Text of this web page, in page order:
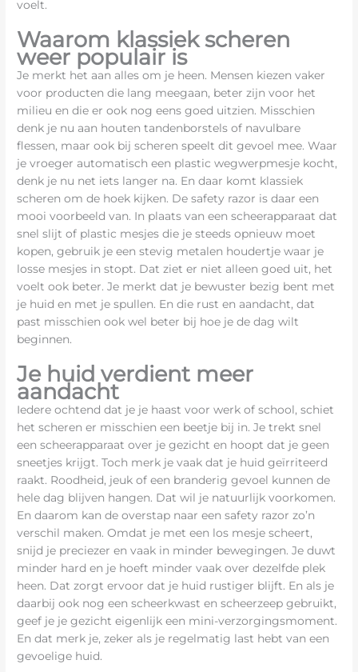
voelt.
Waarom klassiek scheren
weer populair is
Je merkt het aan alles om je heen. Mensen kiezen vaker
voor producten die lang meegaan, beter zijn voor het
milieu en die er ook nog eens goed uitzien. Misschien
denk je nu aan houten tandenborstels of navulbare
flessen, maar ook bij scheren speelt dit gevoel mee. Waar
je vroeger automatisch een plastic wegwerpmesje kocht,
denk je nu net iets langer na. En daar komt klassiek
scheren om de hoek kijken. De safety razor is daar een
mooi voorbeeld van. In plaats van een scheerapparaat dat
snel slijt of plastic mesjes die je steeds opnieuw moet
kopen, gebruik je een stevig metalen houdertje waar je
losse mesjes in stopt. Dat ziet er niet alleen goed uit, het
voelt ook beter. Je merkt dat je bewuster bezig bent met
je huid en met je spullen. En die rust en aandacht, dat
past misschien ook wel beter bij hoe je de dag wilt
beginnen.
Je huid verdient meer
aandacht
Iedere ochtend dat je je haast voor werk of school, schiet
het scheren er misschien een beetje bij in. Je trekt snel
een scheerapparaat over je gezicht en hoopt dat je geen
sneetjes krijgt. Toch merk je vaak dat je huid geïrriteerd
raakt. Roodheid, jeuk of een branderig gevoel kunnen de
hele dag blijven hangen. Dat wil je natuurlijk voorkomen.
En daarom kan de overstap naar een safety razor zo’n
verschil maken. Omdat je met een los mesje scheert,
snijd je preciezer en vaak in minder bewegingen. Je duwt
minder hard en je hoeft minder vaak over dezelfde plek
heen. Dat zorgt ervoor dat je huid rustiger blijft. En als je
daarbij ook nog een scheerkwast en scheerzeep gebruikt,
geef je je gezicht eigenlijk een mini-verzorgingsmoment.
En dat merk je, zeker als je regelmatig last hebt van een
gevoelige huid.